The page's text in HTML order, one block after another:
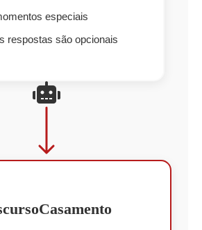
especiais
respostas são opcionais